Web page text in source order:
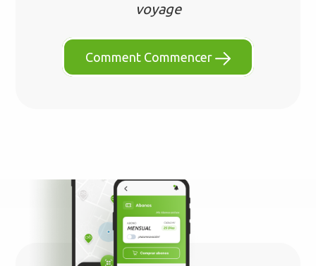
voyage
Comment Commencer